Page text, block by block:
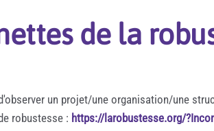
de la
un projet/une organisation/une
robustesse : https://larobustesse.org/